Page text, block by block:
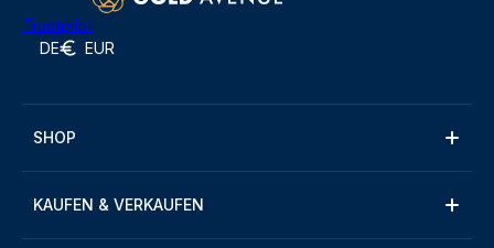
Trustpilot
DE EUR
SHOP
KAUFEN & VERKAUFEN